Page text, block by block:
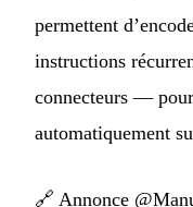
permettent
instructions
connecteurs —
automatiquement
🔗 Annonce